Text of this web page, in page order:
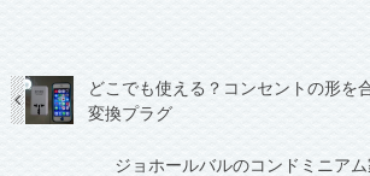
どこでも使える？コンセントの形を
変換プラグ
ジョホールバルのコンドミニア